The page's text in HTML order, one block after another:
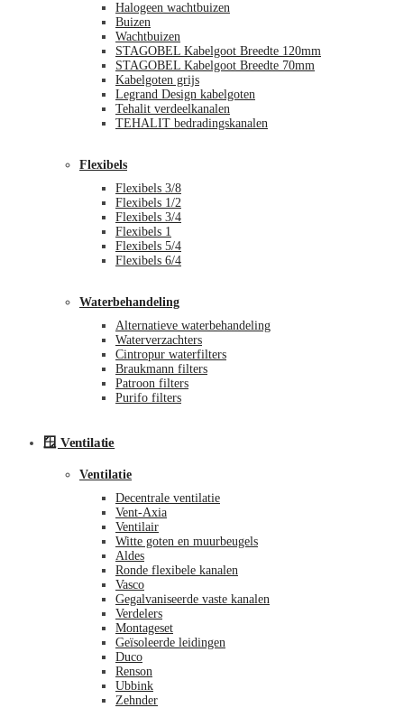
Halogeen wachtbuizen
Buizen
Wachtbuizen
STAGOBEL Kabelgoot Breedte 120mm
STAGOBEL Kabelgoot Breedte 70mm
Kabelgoten grijs
Legrand Design kabelgoten
Tehalit verdeelkanalen
TEHALIT bedradingskanalen
Flexibels
Flexibels 3/8
Flexibels 1/2
Flexibels 3/4
Flexibels 1
Flexibels 5/4
Flexibels 6/4
Waterbehandeling
Alternatieve waterbehandeling
Waterverzachters
Cintropur waterfilters
Braukmann filters
Patroon filters
Purifo filters
🪟 Ventilatie
Ventilatie
Decentrale ventilatie
Vent-Axia
Ventilair
Witte goten en muurbeugels
Aldes
Ronde flexibele kanalen
Vasco
Gegalvaniseerde vaste kanalen
Verdelers
Montageset
Geïsoleerde leidingen
Duco
Renson
Ubbink
Zehnder